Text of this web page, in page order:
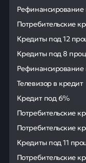
Рефинансирование
Потребительские
Кредиты под 12
Кредиты под 8
Телевизор в кредит
Кредит под 6%
Потребительские
Потребительские
Кредиты под 11
Потребительские